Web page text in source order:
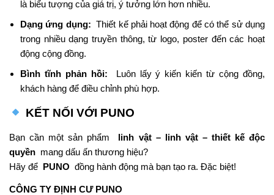
là biểu tượng của giá trị, ý tưởng lớn hơn nhiều.
Dạng ứng dụng: Thiết kế phải hoạt động để có thể sử dụng
trong nhiều dạng truyền thông, từ logo, poster đến các hoạt
động cộng đồng.
Bình tĩnh phản hồi: Luôn lấy ý kiến kiến từ cộng đồng,
khách hàng để điều chỉnh phù hợp.
KẾT NỐI VỚI PUNO
Bạn cần một sản phẩm linh vật – linh vật – thiết kế độc
quyền mang dấu ấn thương hiệu?
Hãy để PUNO đồng hành động mà bạn tạo ra. Đặc biệt!
CÔNG TY ĐỊNH CƯ PUNO